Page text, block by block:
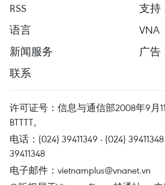
RSS
支持
语言
VNA
新闻服务
广告
联系
许可证号：信息与通信部2008年9月
BTTTT。
电话：(024) 39411349 - (024)
39411348
电子邮件： vietnamplus@vnanet.vn